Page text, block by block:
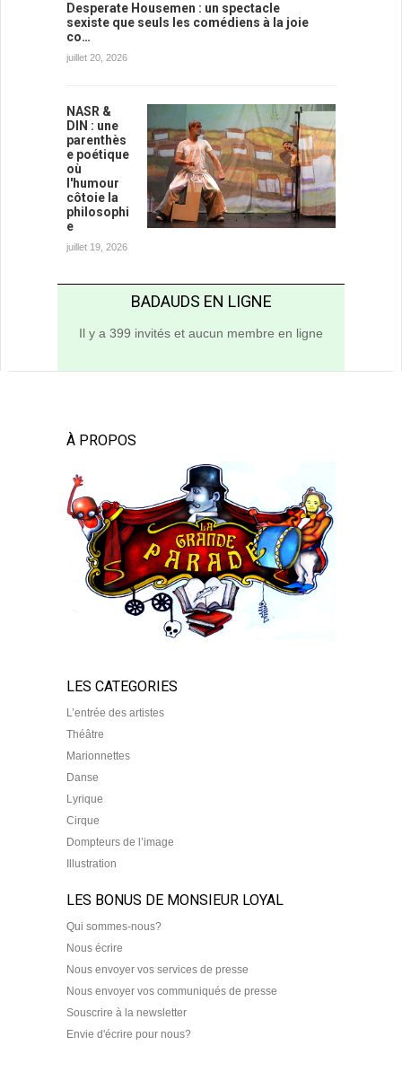
Desperate Housemen : un spectacle
sexiste que seuls les comédiens à la joie
co…
juillet 20, 2026
NASR &
DIN : une
parenthès
e poétique
où
l'humour
côtoie la
philosophi
e
juillet 19, 2026
BADAUDS EN LIGNE
Il y a 399 invités et aucun membre en ligne
À PROPOS
LES CATEGORIES
L’entrée des artistes
Théâtre
Marionnettes
Danse
Lyrique
Cirque
Dompteurs de l’image
Illustration
LES BONUS DE MONSIEUR LOYAL
Qui sommes-nous?
Nous écrire
Nous envoyer vos services de presse
Nous envoyer vos communiqués de presse
Souscrire à la newsletter
Envie d'écrire pour nous?